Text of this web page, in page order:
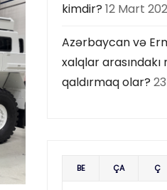
kimdir? 12 Mart
Azərbaycan və
xalqlar
qaldırmaq olar?
BE ÇA Ç